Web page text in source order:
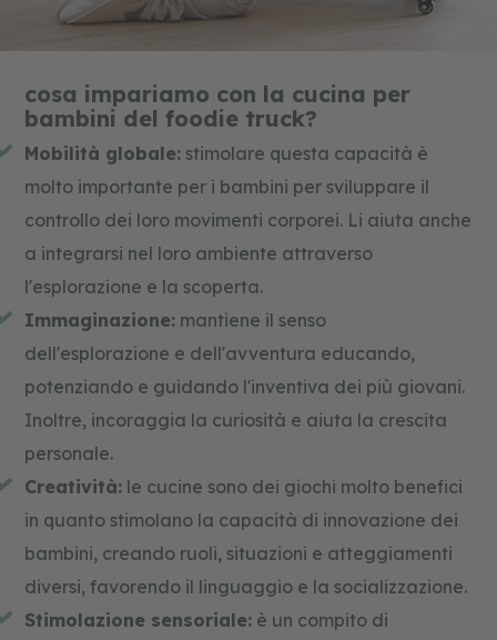
cosa impariamo con la cucina per
bambini del foodie truck?
Mobilità globale: stimolare questa capacità è
molto importante per i bambini per sviluppare il
controllo dei loro movimenti corporei. Li aiuta anche
a integrarsi nel loro ambiente attraverso
l'esplorazione e la scoperta.
Immaginazione: mantiene il senso
dell'esplorazione e dell'avventura educando,
potenziando e guidando l'inventiva dei più giovani.
Inoltre, incoraggia la curiosità e aiuta la crescita
personale.
Creatività: le cucine sono dei giochi molto benefici
in quanto stimolano la capacità di innovazione dei
bambini, creando ruoli, situazioni e atteggiamenti
diversi, favorendo il linguaggio e la socializzazione.
Stimolazione sensoriale: è un compito di